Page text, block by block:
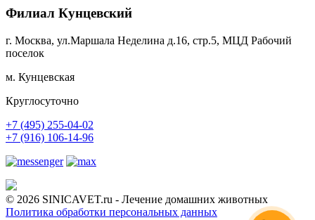
Филиал Кунцевский
г. Москва, ул.Маршала Неделина д.16, стр.5, МЦД Рабочий
поселок
м. Кунцевская
Круглосуточно
+7 (495) 255-04-02
+7 (916) 106-14-96
© 2026 SINICAVET.ru - Лечение домашних животных
Политика обработки персональных данных